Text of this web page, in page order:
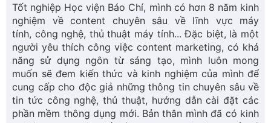
Tốt nghiệp Học viện Báo Chí, mình có hơn 8 năm kinh
nghiệm về content chuyên sâu về lĩnh vực máy
tính, công nghệ, thủ thuật máy tính... Đặc biệt, là một
người yêu thích công việc content marketing, có khả
năng sử dụng ngôn từ sáng tạo, mình luôn mong
muốn sẽ đem kiến thức và kinh nghiệm của mình để
cung cấp cho độc giả những thông tin chuyên sâu về
tin tức công nghệ, thủ thuật, hướng dẫn cài đặt các
phần mềm thông dụng mới. Bản thân mình đã có kinh